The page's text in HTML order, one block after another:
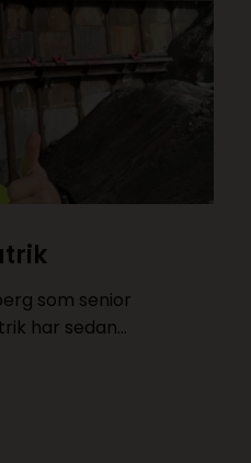
som senior
har sedan…